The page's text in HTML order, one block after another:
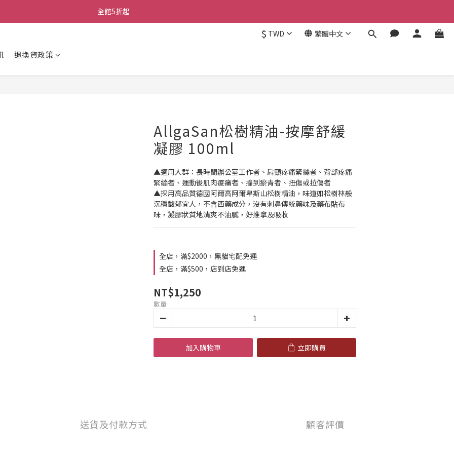
全館5折起
$ TWD 繁體中文
退換貨政策
AllgaSan松樹精油-按摩舒緩
凝膠 100ml
▲適用人群：長時間辦公室工作者、肩頸疼痛緊繃者、背部疼痛
緊繃者、運動後肌肉痠痛者、撞到瘀青者、扭傷或拉傷者
▲採用高品質德國阿爾高阿爾卑斯山松樹精油，味道如松樹林般
沉穩馥郁宜人，不含西藥成分，沒有刺鼻傳統藥味及藥布貼布
味，凝膠狀質地清爽不油膩，好推拿及吸收
全店，滿$2000，黑貓宅配免運
全店，滿$500，店到店免運
NT$1,250
數量
加入購物車 立即購買
送貨及付款方式 顧客評價